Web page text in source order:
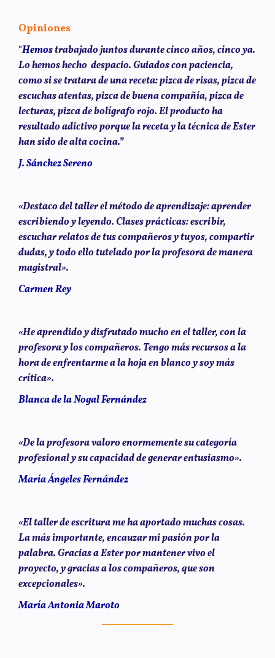
Opiniones
“Hemostrabajado juntos durante cinco años, cinco ya.
Lo hemos hecho despacio. Guiados con paciencia,
como si se tratara de una receta: pizca de risas, pizca de
escuchas atentas, pizca de buena compañía, pizca de
lecturas, pizca de bolígrafo rojo. El producto ha
resultado adictivo porque la receta y la técnica de Ester
han sido de alta cocina.”
J. Sánchez Sereno
«Destaco del taller el método de aprendizaje: aprender
escribiendo y leyendo. Clases prácticas: escribir,
escuchar relatos de tus compañeros y tuyos, compartir
dudas, y todo ello tutelado por la profesora de manera
magistral».
Carmen Rey
«He aprendido y disfrutado mucho en el taller, con la
profesora y los compañeros. Tengo más recursos a la
hora de enfrentarme a la hoja en blanco y soy más
crítica».
Blanca de la Nogal Fernández
«De la profesora valoro enormemente su categoría
profesional y su capacidad de generar entusiasmo».
María Ángeles Fernández
«El taller de escritura me ha aportado muchas cosas.
La más importante, encauzar mi pasión por la
palabra. Gracias a Ester por mantener vivo el
proyecto, y gracias a los compañeros, que son
excepcionales».
María Antonia Maroto